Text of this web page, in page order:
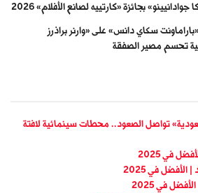
بجائزة «كارتييه لصانع الأفلام» 2026
سكاي دانس» على «وارنر براذرز
تحسم مصير الصفقة
تواصل الصعود.. محطات سينمائية لافتة
في 2025
في 2025
في 2025